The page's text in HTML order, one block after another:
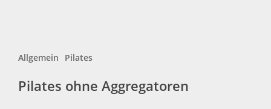
Allgemein Pilates
Pilates ohne Aggregatoren